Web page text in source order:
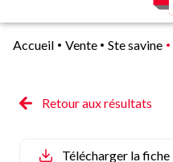
Estimer
Accueil Vente Ste savine
Retour aux résultats
Télécharger la fiche